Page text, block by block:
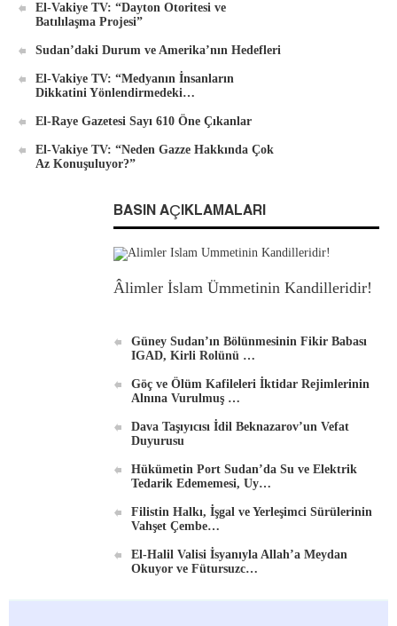
El-Vakiye TV: “Dayton Otoritesi ve
Batılılaşma Projesi”
Sudan’daki Durum ve Amerika’nın Hedefleri
El-Vakiye TV: “Medyanın İnsanların
Dikkatini Yönlendirmedeki…
El-Raye Gazetesi Sayı 610 Öne Çıkanlar
El-Vakiye TV: “Neden Gazze Hakkında Çok
Az Konuşuluyor?”
BASIN AÇIKLAMALARI
Âlimler İslam Ümmetinin Kandilleridir!
Güney Sudan’ın Bölünmesinin Fikir Babası
IGAD, Kirli Rolünü …
Göç ve Ölüm Kafileleri İktidar Rejimlerinin
Alnına Vurulmuş …
Dava Taşıyıcısı İdil Beknazarov’un Vefat
Duyurusu
Hükümetin Port Sudan’da Su ve Elektrik
Tedarik Edememesi, Uy…
Filistin Halkı, İşgal ve Yerleşimci Sürülerinin
Vahşet Çembe…
El-Halil Valisi İsyanıyla Allah’a Meydan
Okuyor ve Fütursuzc…